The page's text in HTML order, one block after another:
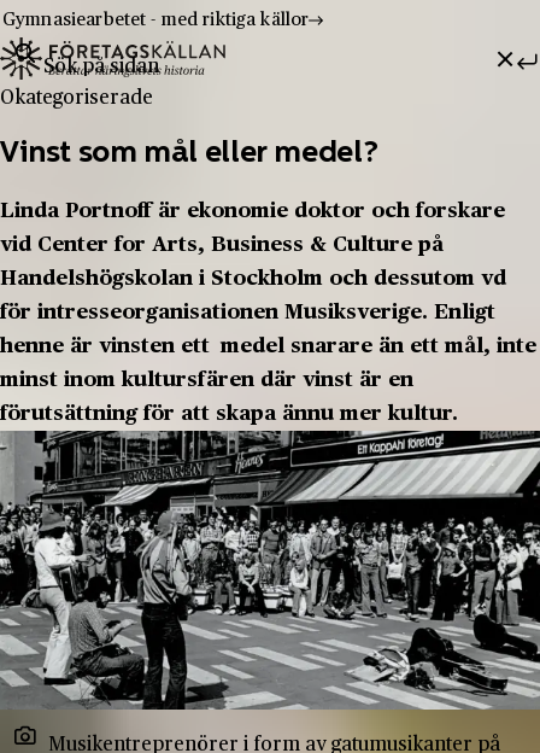
Hoppa till innehåll
Till innehåll
Gymnasiearbetet - med riktiga källor
Sök efter:
Okategoriserade
Vinst som mål eller medel?
Linda Portnoff är ekonomie doktor och forskare
vid Center for Arts, Business & Culture på
Handelshögskolan i Stockholm och dessutom vd
för intresseorganisationen Musiksverige. Enligt
henne är vinsten ett medel snarare än ett mål, inte
minst inom kultursfären där vinst är en
förutsättning för att skapa ännu mer kultur.
Musikentreprenörer i form av gatumusikanter på